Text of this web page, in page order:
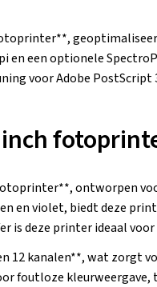
en een optionele
voor Adobe PostScript
inch
ontworpen
en violet, biedt deze
is deze printer ideaal
12 kanalen**, wat zorgt
foutloze